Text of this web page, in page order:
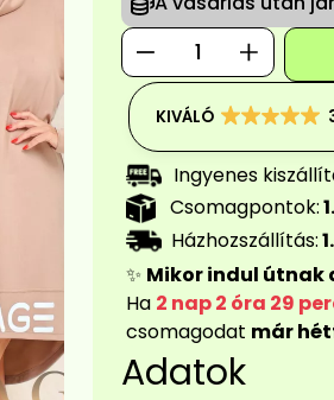
KIVÁLÓ
Ingyenes
Csomagpontok:
Házhozszállítás:
✨ Mikor indul útnak
Ha 2 nap 2 óra 29
csomagodat már
Adatok